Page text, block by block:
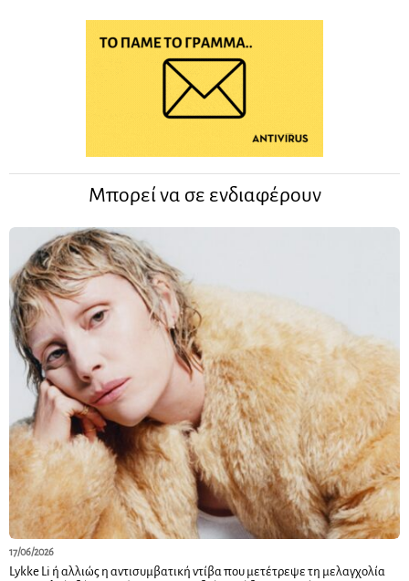
Μπορεί να σε ενδιαφέρουν
17/06/2026
Lykke Li ή αλλιώς η αντισυμβατική ντίβα που μετέτρεψε τη μελαγχολία